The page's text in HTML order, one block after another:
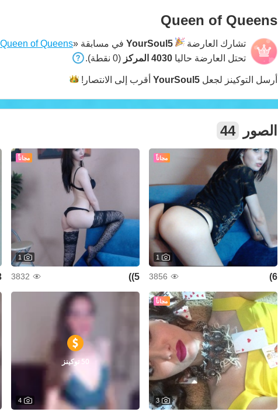
Queen of Queens
تشارك العارضة YourSoul5 في مسابقة «Queen of Queens
تحتل العارضة حاليا 4030 المركز (0 نقطة).
أرسل التوكينز لجعل YourSoul5 أقرب إلى الانتصار!
الصور 44
مجاناً
1
6)
3856
مجاناً
1
5))
3832
مجاناً
3
50 توكينز
4